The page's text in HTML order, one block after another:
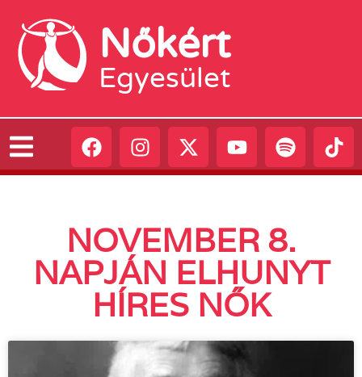
Nőkért
Egyesület
NOVEMBER 8.
NAPJÁN ELHUNYT
HÍRES NŐK